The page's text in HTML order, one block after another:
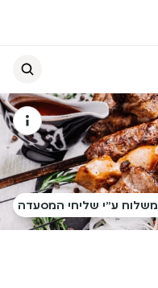
משלוח ע״י שליחי המסעדה